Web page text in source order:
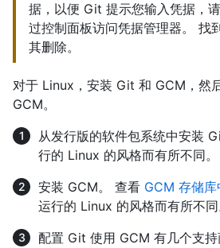
据，以便 Git 提示您输入凭据，
过控制面板访问凭据管理器。 找
其删除。
对于 Linux，安装 Git 和 GCM，然
GCM。
从发行版的软件包系统中安装
行的 Linux 的风格而有所不同。
安装 GCM。 查看 GCM 存储库
运行的 Linux 的风格而有所不同
配置 Git 使用 GCM 有几个支